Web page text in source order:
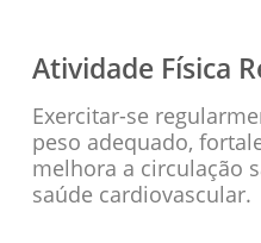
Atividade Física
Exercitar-se
peso adequado,
melhora a circulação
saúde cardiovascular.